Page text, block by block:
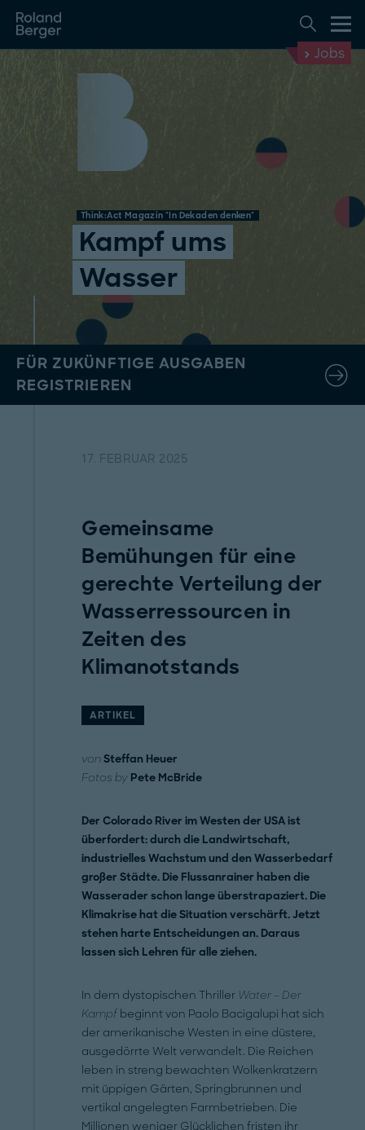
Jobs
Think:Act Magazin "In Dekaden denken"
Kampf ums
Wasser
FÜR ZUKÜNFTIGE AUSGABEN
REGISTRIEREN
17. FEBRUAR 2025
Gemeinsame
Bemühungen für eine
gerechte Verteilung der
Wasserressourcen in
Zeiten des
Klimanotstands
ARTIKEL
vonSteffan Heuer
Fotos by Pete McBride
Der Colorado River im Westen der USA ist
überfordert: durch die Landwirtschaft,
industrielles Wachstum und den Wasserbedarf
großer Städte. Die Flussanrainer haben die
Wasserader schon lange überstrapaziert. Die
Klimakrise hat die Situation verschärft. Jetzt
stehen harte Entscheidungen an. Daraus
lassen sich Lehren für alle ziehen.
In dem dystopischen Thriller Water – Der
Kampf beginnt von Paolo Bacigalupi hat sich
der amerikanische Westen in eine düstere,
ausgedörrte Welt verwandelt. Die Reichen
leben in streng bewachten Wolkenkratzern
mit üppigen Gärten, Springbrunnen und
vertikal angelegten Farmbetrieben. Die
Millionen weniger Glücklichen fristen ihr